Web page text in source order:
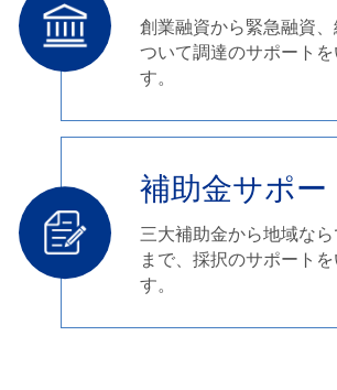
創業融資から緊急融資
ついて調達のサポートを
す。
補助金サポー
三大補助金から地域な
まで、採択のサポートを
す。